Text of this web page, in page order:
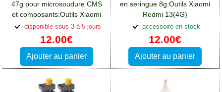
47g pour microsoudure CMS
et composants:Outils Xiaomi
Redmi 13(4G)
disponible sous 3 à 5 jours
12.00€
Ajouter au panier
en seringue 8g:Outils Xiaomi
Redmi 13(4G)
accessoire en stock
12.00€
Ajouter au panier